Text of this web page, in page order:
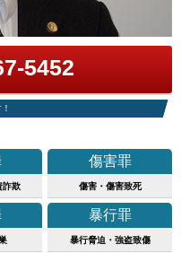
5452
詐欺
傷害罪
傷害・傷害致死
暴行罪
暴行脅迫・強盗致傷